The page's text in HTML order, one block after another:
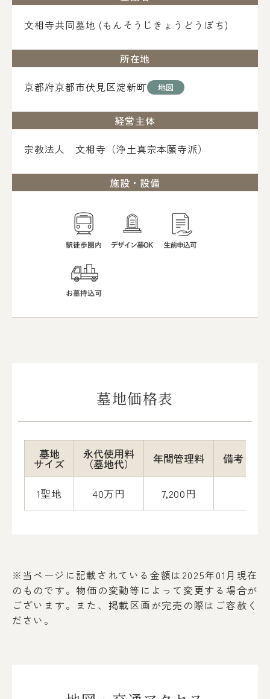
文相寺共同墓地 (もんそうじきょうどうぼち)
所在地
京都府京都市伏見区淀新町
地図
経営主体
宗教法人 文相寺（浄土真宗本願寺派）
施設・設備
墓地価格表
墓地
サイズ
永代使用料
（墓地代） 年間管理料 備考
1聖地 40万円 7,200円
※当ページに記載されている金額は2025年01月現在
のものです。物価の変動等によって変更する場合が
ございます。 また、掲載区画が完売の際はご容赦く
ださい。